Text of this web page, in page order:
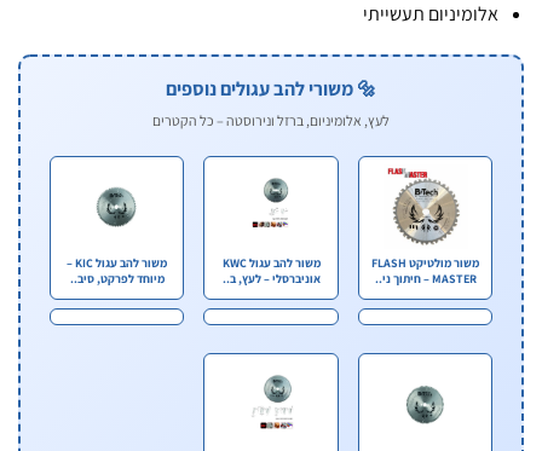
תעשייתי
🔩 משורי להב עגולים נוספים
לעץ, אלומיניום, ברזל ונירוסטה – כל הקטרים
משור מולטיקט FLASH
MASTER – חיתוך ני..
משור להב עגול KWC
אוניברסלי – לעץ, ב..
משור להב עגול KIC –
מיוחד לפרקט, סיב..